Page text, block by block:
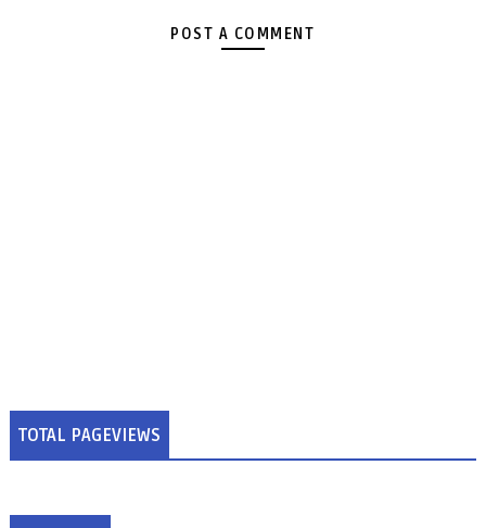
POST A COMMENT
TOTAL PAGEVIEWS